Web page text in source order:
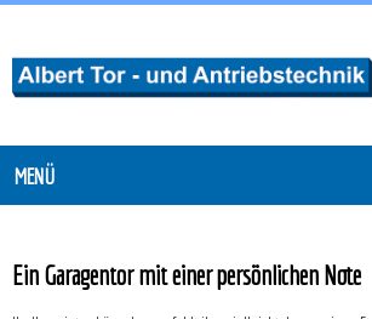
MENÜ
Ein Garagentor mit einer persönlichen Note